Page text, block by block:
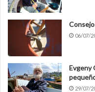
06/07/
Evgeny
29/07/